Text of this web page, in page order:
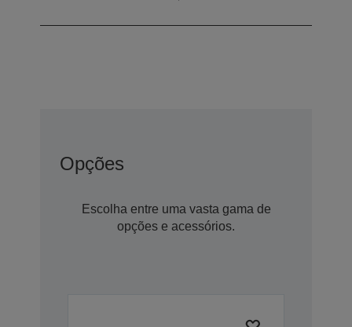
Opções
Escolha entre uma vasta gama de
opções e acessórios.